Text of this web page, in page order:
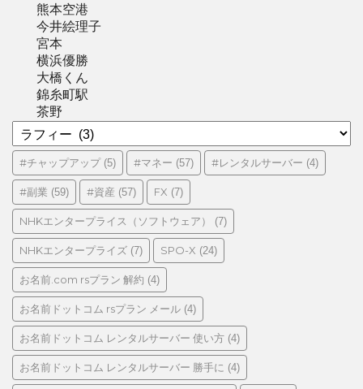
熊本空港
今井絵理子
宮本
横浜優勝
大橋くん
錦糸町駅
茶野
カ
テ
ゴ
リ
ー
#チャップアップ(5) #マネー (57) #レンタルサーバー (4)
#副業 (59) #資産 (57) FX (7)
NHKエンタープライス（ソフトウェア） (7)
NHKエンタープライズ (7) SPO-X (24)
お名前.com rsプラン 解約 (4)
お名前ドットコム rsプラン メール (4)
お名前ドットコム レンタルサーバー 使い方 (4)
お名前ドットコム レンタルサーバー 勝手に (4)